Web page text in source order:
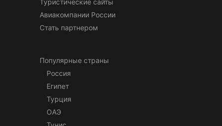
Авиакомпании России
Стать партнером
Популярные страны
Россия
Египет
Турция
ОАЭ